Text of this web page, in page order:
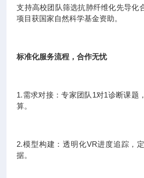
支持高校团队筛选抗肺纤维化先导化
项目获国家自然科学基金资助。
标准化服务流程，合作无忧
1.需求对接：专家团队1对1诊断课题
算。
2.模型构建：透明化VR进度追踪，
据。